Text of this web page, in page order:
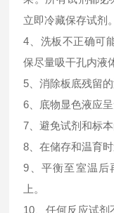
立即冷藏保存试剂。
4、洗板不正确可
保尽量吸干孔内液
5、消除板底残留
6、底物显色液应
7、避免试剂和标
8、在储存和温育
9、平衡至室温后
上。
10、任何反应试